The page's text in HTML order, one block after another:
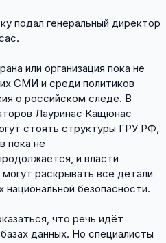
подал генеральный директор
или организация пока не
СМИ и среди политиков
о российском следе. В
Лауринас Кащюнас
стоять структуры ГРУ РФ,
пока не
и власти
раскрывать все детали
безопасности.
что речь идёт
данных. Но специалисты